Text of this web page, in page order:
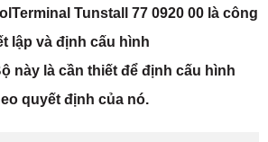
Tunstall 77 0920 00 là công
lập và định cấu hình
này là cần thiết để định cấu hình
quyết định của nó.